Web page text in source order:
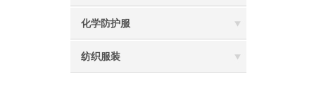
化学防护服
纺织服装